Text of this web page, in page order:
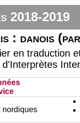
2018-2019
: danois
en traduction
nordiques